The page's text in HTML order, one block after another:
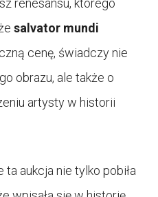
renesansu, którego
salvator mundi
cenę, świadczy nie
obrazu, ale także o
artysty w historii
aukcja nie tylko pobiła